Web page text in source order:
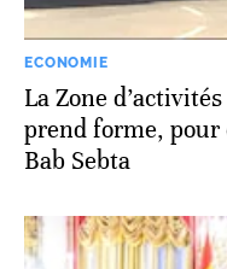
ECONOMIE
La Zone
prend forme, pour
Bab Sebta